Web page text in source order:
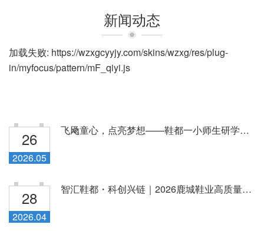
新闻动态
加载失败: https://wzxgcyyjy.com/skins/wzxg/res/plug-
in/myfocus/pattern/mF_qiyi.js
26
2026.05
飞飏童心，点亮梦想——鞋都一小师生研学之旅走进温...
28
2026.04
智汇鞋都・科创兴链｜2026鹿城鞋业高质量发展博...